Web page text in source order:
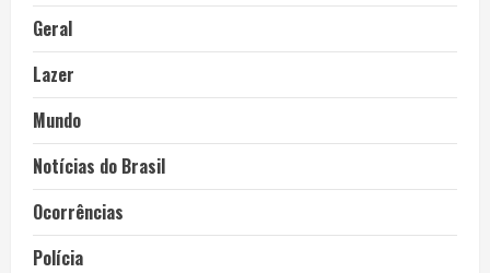
Geral
Lazer
Mundo
Notícias do Brasil
Ocorrências
Polícia